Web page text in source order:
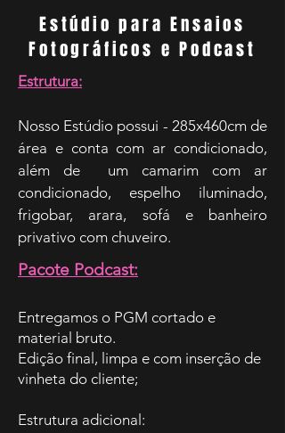
Estúdio para Ensaios
Fotográficos e Podcast
Estrutura:
Nosso Estúdio possui - 285x460cm de
área e conta com ar condicionado,
além de um camarim com ar
condicionado, espelho iluminado,
frigobar, arara, sofá e banheiro
privativo com chuveiro.
Pacote Podcast:
Entregamos o PGM cortado e
material bruto.
Edição final, limpa e com inserção de
vinheta do cliente;
Estrutura adicional: